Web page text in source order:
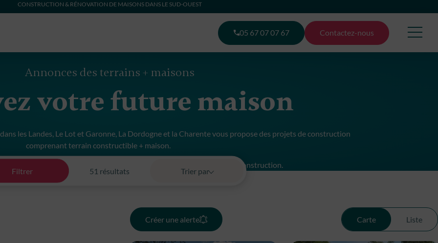
CONSTRUCTION & RÉNOVATION DE MAISONS DANS LE SUD-OUEST
05 67 07 07 67 Contactez-nous
Annonces des terrains + maisons
votre future maison
les Landes, Le Lot et Garonne, La Dordogne et la Charente vous propose des projets de construction
comprenant terrain constructible + maison.
dans une agence MCA de proximité pour débuter votre projet de construction.
Filtrer 51 résultats Trier par
Créer une alerte Carte Liste